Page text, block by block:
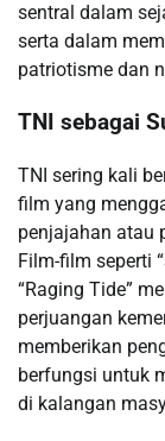
sentral dalam
serta dalam
patriotisme dan
TNI sebagai
TNI sering kali
film yang
penjajahan atau
Film-film seperti
“Raging Tide”
perjuangan
memberikan
berfungsi untuk
di kalangan